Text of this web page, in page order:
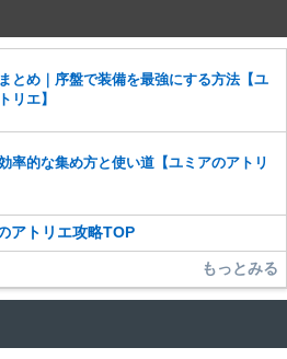
ください。
復元ができませんのでご注意くだ
、弊社に損害の及ぶ内容の書き込みがあ
ていただく場合もございますので、あら
とめ｜序盤で装備を最強にする方法【ユ
リエ】
率的な集め方と使い道【ユミアのアトリ
アトリエ攻略TOP
もっとみる